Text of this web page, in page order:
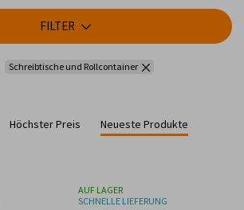
FILTER
Schreibtische und Rollcontainer
Höchster Preis
Neueste Produkte
AUF LAGER
SCHNELLE LIEFERUNG